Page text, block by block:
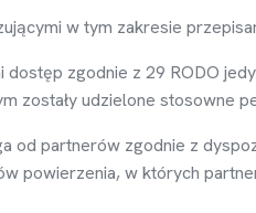
ącymi w tym zakresie
dostęp zgodnie z 29 RODO
zostały udzielone stosowne
od partnerów zgodnie z
powierzenia, w których